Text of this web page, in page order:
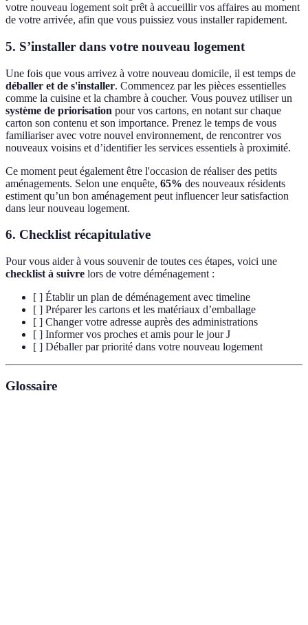
votre nouveau logement soit prêt à accueillir vos affaires au moment
de votre arrivée, afin que vous puissiez vous installer rapidement.
5. S’installer dans votre nouveau logement
Une fois que vous arrivez à votre nouveau domicile, il est temps de
déballer et de s'installer. Commencez par les pièces essentielles
comme la cuisine et la chambre à coucher. Vous pouvez utiliser un
système de priorisation pour vos cartons, en notant sur chaque
carton son contenu et son importance. Prenez le temps de vous
familiariser avec votre nouvel environnement, de rencontrer vos
nouveaux voisins et d’identifier les services essentiels à proximité.
Ce moment peut également être l'occasion de réaliser des petits
aménagements. Selon une enquête, 65% des nouveaux résidents
estiment qu’un bon aménagement peut influencer leur satisfaction
dans leur nouveau logement.
6. Checklist récapitulative
Pour vous aider à vous souvenir de toutes ces étapes, voici une
checklist à suivre lors de votre déménagement :
[ ] Établir un plan de déménagement avec timeline
[ ] Préparer les cartons et les matériaux d’emballage
[ ] Changer votre adresse auprès des administrations
[ ] Informer vos proches et amis pour le jour J
[ ] Déballer par priorité dans votre nouveau logement
Glossaire